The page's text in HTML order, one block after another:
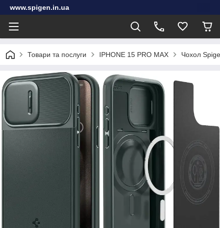
www.spigen.in.ua
Товари та послуги IPHONE 15 PRO MAX Чохол